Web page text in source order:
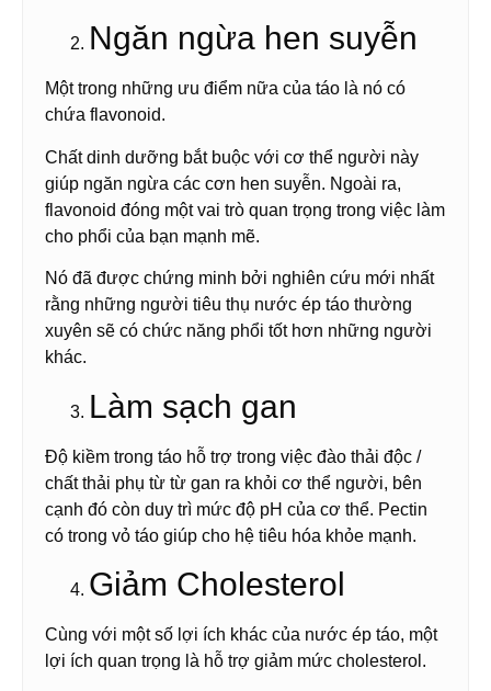
Ngăn ngừa hen suyễn
Một trong những ưu điểm nữa của táo là nó có
chứa flavonoid.
Chất dinh dưỡng bắt buộc với cơ thể người này
giúp ngăn ngừa các cơn hen suyễn. Ngoài ra,
flavonoid đóng một vai trò quan trọng trong việc làm
cho phổi của bạn mạnh mẽ.
Nó đã được chứng minh bởi nghiên cứu mới nhất
rằng những người tiêu thụ nước ép táo thường
xuyên sẽ có chức năng phổi tốt hơn những người
khác.
Làm sạch gan
Độ kiềm trong táo hỗ trợ trong việc đào thải độc /
chất thải phụ từ từ gan ra khỏi cơ thể người, bên
cạnh đó còn duy trì mức độ pH của cơ thể. Pectin
có trong vỏ táo giúp cho hệ tiêu hóa khỏe mạnh.
Giảm Cholesterol
Cùng với một số lợi ích khác của nước ép táo, một
lợi ích quan trọng là hỗ trợ giảm mức cholesterol.